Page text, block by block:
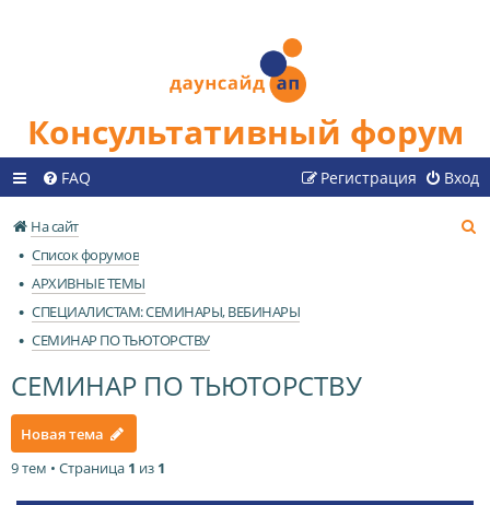
Консультативный форум
FAQ Вход
Регистрация
На сайт
Список форумов
АРХИВНЫЕ ТЕМЫ
СПЕЦИАЛИСТАМ: СЕМИНАРЫ, ВЕБИНАРЫ
СЕМИНАР ПО ТЬЮТОРСТВУ
СЕМИНАР ПО ТЬЮТОРСТВУ
Новая тема
9 тем • Страница 1 из 1